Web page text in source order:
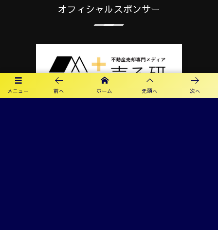
メニュー 前へ ホーム 先頭へ 次へ
オフィシャルスポンサー